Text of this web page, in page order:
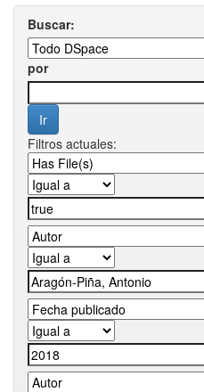
Buscar:
por
Filtros actuales: